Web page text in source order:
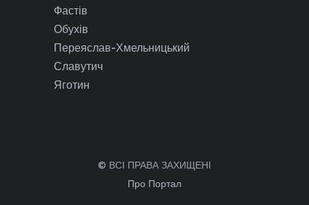
Фастів
Обухів
Переяслав-Хмельницький
Славутич
Яготин
© ВСІ ПРАВА ЗАХИЩЕНІ
Про Портал